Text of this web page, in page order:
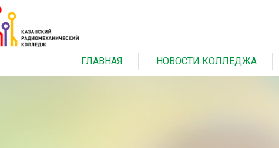
ГЛАВНАЯ НОВОСТИ КОЛЛЕДЖА